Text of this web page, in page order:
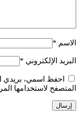
الاسم *
البريد الإلكتروني *
احفظ اسمي، بريدي
المتصفح لاستخدامها